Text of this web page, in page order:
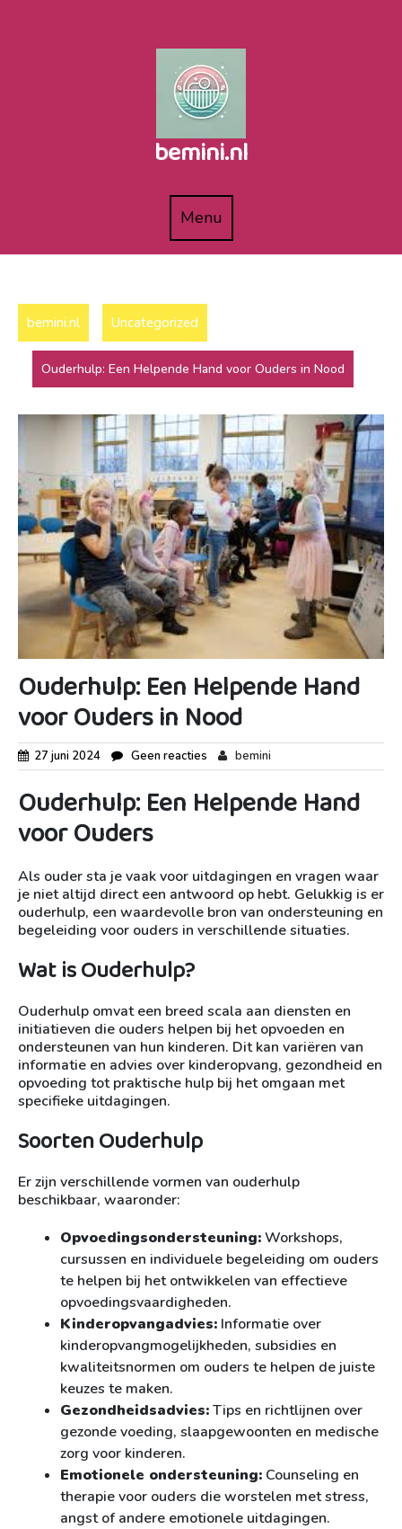
bemini.nl
MenuMenu
bemini.nl Uncategorized
Ouderhulp: Een Helpende Hand voor Ouders in Nood
Ouderhulp: Een Helpende Hand
voor Ouders in Nood
27 juni 2024 Geen reacties bemini
Ouderhulp: Een Helpende Hand
voor Ouders
Als ouder sta je vaak voor uitdagingen en vragen waar
je niet altijd direct een antwoord op hebt. Gelukkig is er
ouderhulp, een waardevolle bron van ondersteuning en
begeleiding voor ouders in verschillende situaties.
Wat is Ouderhulp?
Ouderhulp omvat een breed scala aan diensten en
initiatieven die ouders helpen bij het opvoeden en
ondersteunen van hun kinderen. Dit kan variëren van
informatie en advies over kinderopvang, gezondheid en
opvoeding tot praktische hulp bij het omgaan met
specifieke uitdagingen.
Soorten Ouderhulp
Er zijn verschillende vormen van ouderhulp
beschikbaar, waaronder:
Opvoedingsondersteuning:Workshops,
cursussen en individuele begeleiding om ouders
te helpen bij het ontwikkelen van effectieve
opvoedingsvaardigheden.
Kinderopvangadvies: Informatie over
kinderopvangmogelijkheden, subsidies en
kwaliteitsnormen om ouders te helpen de juiste
keuzes te maken.
Gezondheidsadvies:Tips en richtlijnen over
gezonde voeding, slaapgewoonten en medische
zorg voor kinderen.
Emotionele ondersteuning: Counseling en
therapie voor ouders die worstelen met stress,
angst of andere emotionele uitdagingen.